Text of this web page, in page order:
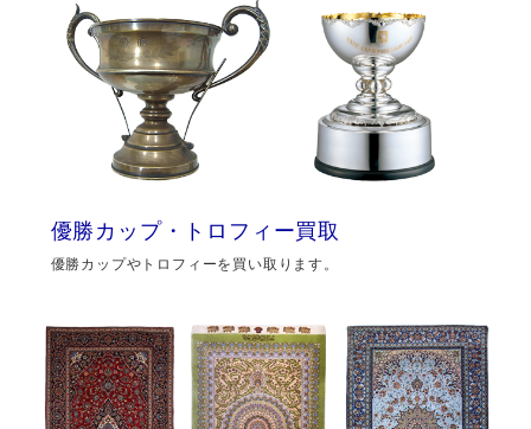
優勝カップ・トロフィー買取
優勝カップやトロフィーを買い取ります。